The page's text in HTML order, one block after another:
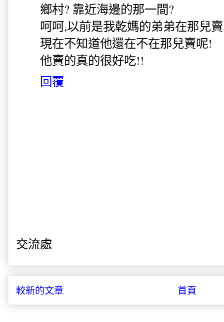
鄉村? 靠近海邊的那一間?
呵呵,以前是我乾媽的弟弟在那兒
現在不知道他還在不在那兒賣呢!
他賣的真的很好吃!!
回覆
交流處
較新的文章 首頁